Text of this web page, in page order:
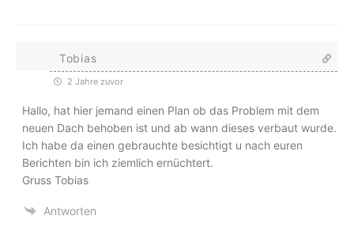
Tobias
2 Jahre zuvor
Hallo, hat hier jemand einen Plan ob das Problem mit dem
neuen Dach behoben ist und ab wann dieses verbaut wurde.
Ich habe da einen gebrauchte besichtigt u nach euren
Berichten bin ich ziemlich ernüchtert.
Gruss Tobias
Antworten